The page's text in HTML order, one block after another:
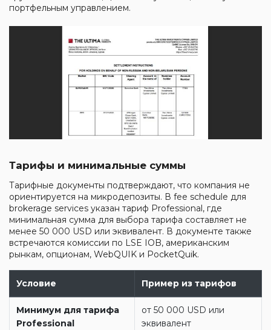
портфельным управлением.
Тарифы и минимальные суммы
Тарифные документы подтверждают, что компания не
ориентируется на микродепозиты. В fee schedule для
brokerage services указан тариф Professional, где
минимальная сумма для выбора тарифа составляет не
менее 50 000 USD или эквивалент. В документе также
встречаются комиссии по LSE IOB, американским
рынкам, опционам, WebQUIK и PocketQuik.
Условие Пример из тарифов
Минимум для тарифа
Professional
от 50 000 USD или
эквивалент